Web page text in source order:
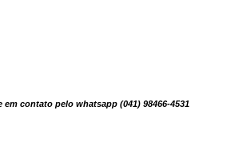
contato pelo whatsapp (041) 98466-4531